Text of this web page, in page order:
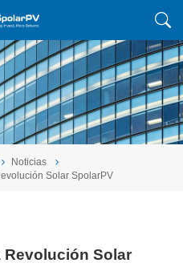
Noticias
Solar SpolarPV
Revolución Solar